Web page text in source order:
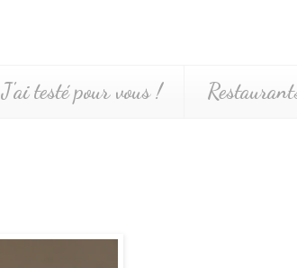
J'ai testé pour vous !